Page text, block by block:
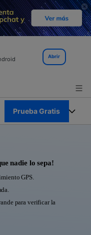
Abrir
Prueba Gratis
nadie lo sepa!
GPS.
para verificar la